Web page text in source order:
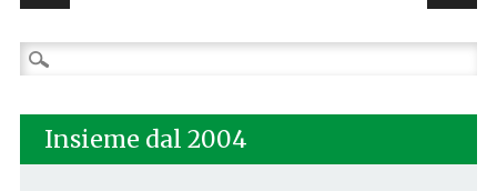
Ricerca
per:
Insieme dal 2004